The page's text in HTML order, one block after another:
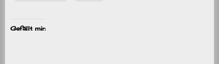
Gefällt mir: